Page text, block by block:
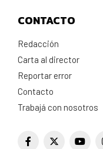
CONTACTO
Redacción
Carta al director
Reportar error
Contacto
Trabajá con nosotros